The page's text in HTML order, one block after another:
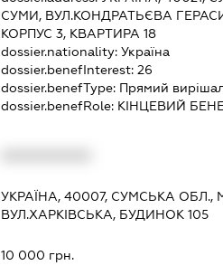
СУМИ, ВУЛ.КОНДРАТЬЄВА
КОРПУС 3, КВАРТИРА 18
dossier.nationality:Україна
dossier.benefInterest:26
dossier.benefType: Прямий
dossier.benefRole: КІНЦЕВИЙ
УКРАЇНА, 40007, СУМСЬКА ОБЛ.,
ВУЛ.ХАРКІВСЬКА, БУДИНОК 105
10 000 грн.